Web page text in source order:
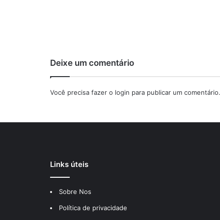
Deixe um comentário
Você precisa fazer o login para publicar um comentário.
Links úteis
Sobre Nos
Política de privacidade